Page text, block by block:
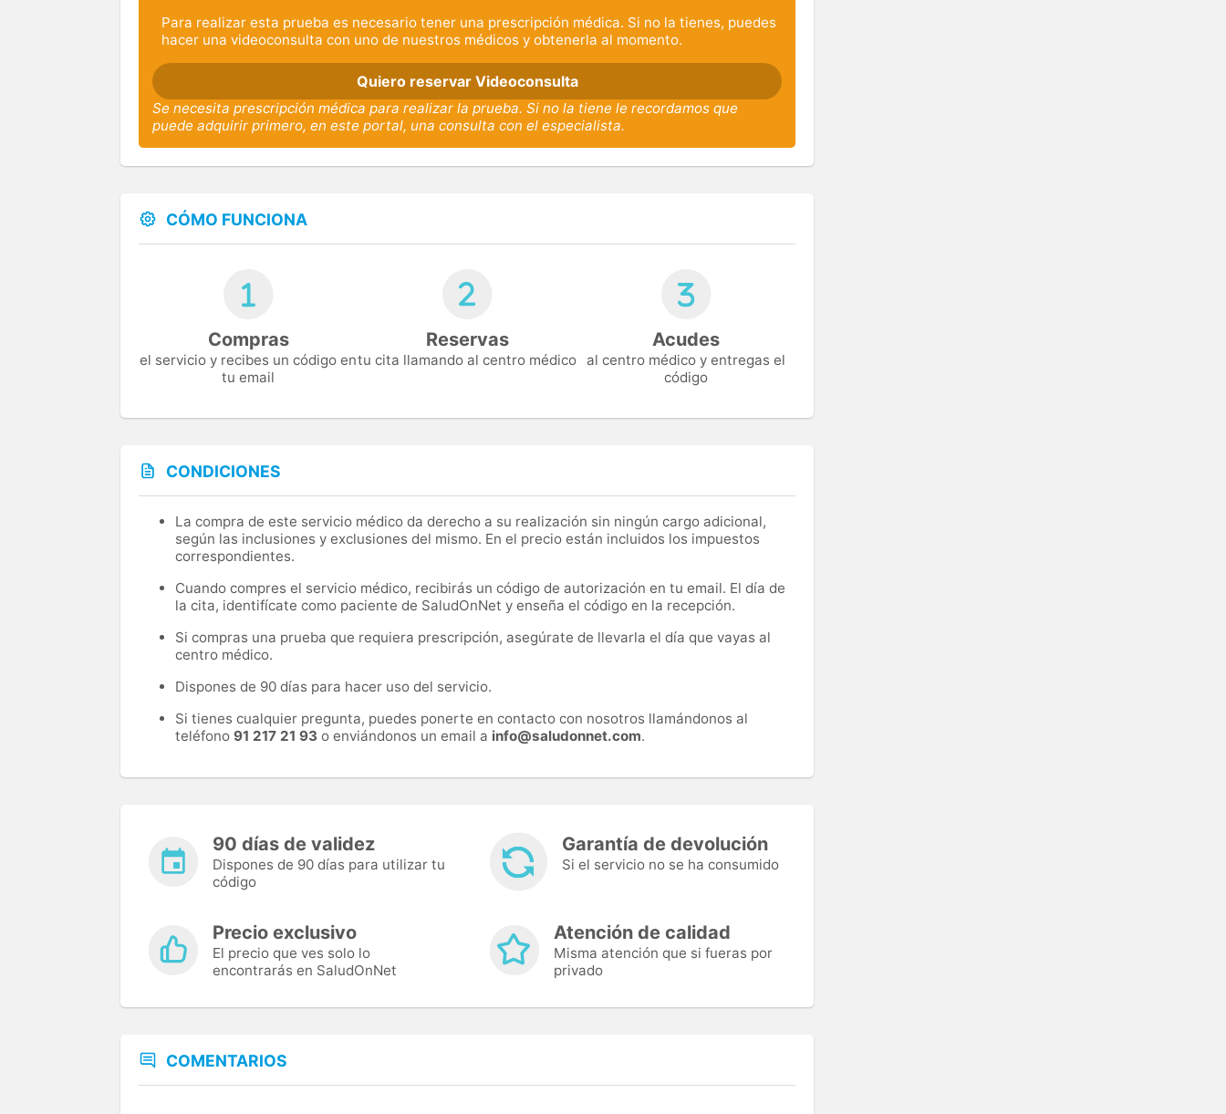
Para realizar esta prueba es necesario tener una prescripción médica. Si no la tienes, puedes
hacer una videoconsulta con uno de nuestros médicos y obtenerla al momento.
Quiero reservar Videoconsulta
Se necesita prescripción médica para realizar la prueba. Si no la tiene le recordamos que
puede adquirir primero, en este portal, una consulta con el especialista.
CÓMO FUNCIONA
Compras
el servicio y recibes un código en
tu email
Reservas
tu cita llamando al centro médico
Acudes
al centro médico y entregas el
código
CONDICIONES
La compra de este servicio médico da derecho a su realización sin ningún cargo adicional,
según las inclusiones y exclusiones del mismo. En el precio están incluidos los impuestos
correspondientes.
Cuando compres el servicio médico, recibirás un código de autorización en tu email. El día de
la cita, identifícate como paciente de SaludOnNet y enseña el código en la recepción.
Si compras una prueba que requiera prescripción, asegúrate de llevarla el día que vayas al
centro médico.
Dispones de 90 días para hacer uso del servicio.
Si tienes cualquier pregunta, puedes ponerte en contacto con nosotros llamándonos al
teléfono 91 217 21 93 o enviándonos un email a info@saludonnet.com.
90 días de validez
Dispones de 90 días para utilizar tu
código
Garantía de devolución
Si el servicio no se ha consumido
Precio exclusivo
El precio que ves solo lo
encontrarás en SaludOnNet
Atención de calidad
Misma atención que si fueras por
privado
COMENTARIOS